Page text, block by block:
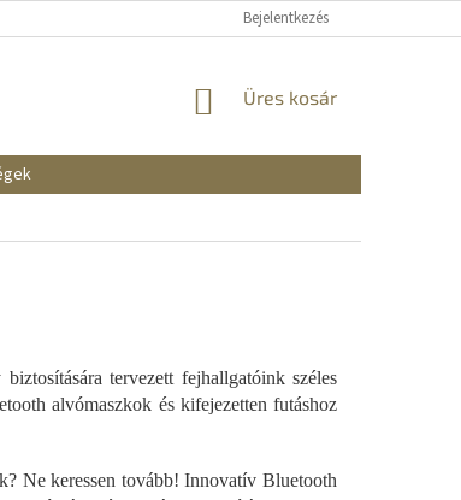
REKLAMÁCIÓK ÉS
Bejelentkezés
KOSÁR
Üres kosár
tervezett fejhallgatóink széles
alvómaszkok és kifejezetten futáshoz
Ne keressen tovább! Innovatív Bluetooth